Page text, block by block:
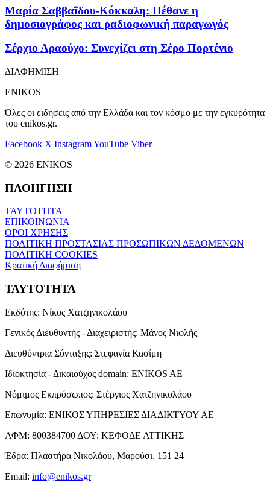
Μαρία Σαββαΐδου-Κόκκαλη: Πέθανε η
δημοσιογράφος και ραδιοφωνική παραγωγός
Σέρχιο Αραούχο: Συνεχίζει στη Σέρο Πορτένιο
ΔΙΑΦΗΜΙΣΗ
ENIKOS
Όλες οι ειδήσεις από την Ελλάδα και τον κόσμο με την εγκυρότητα
του enikos.gr.
Facebook X InstagramYouTube Viber
© 2026 ENIKOS
ΠΛΟΗΓΗΣΗ
ΤΑΥΤΟΤΗΤΑ
ΕΠΙΚΟΙΝΩΝΙΑ
ΟΡΟΙ ΧΡΗΣΗΣ
ΠΟΛΙΤΙΚΗ ΠΡΟΣΤΑΣΙΑΣ ΠΡΟΣΩΠΙΚΩΝ ΔΕΔΟΜΕΝΩΝ
ΠΟΛΙΤΙΚΗ COOKIES
Κρατική Διαφήμιση
ΤΑΥΤΟΤΗΤΑ
Εκδότης: Νίκος Χατζηνικολάου
Γενικός Διευθυντής - Διαχειριστής: Μάνος Νιφλής
Διευθύντρια Σύνταξης: Στεφανία Κασίμη
Ιδιοκτησία - Δικαιούχος domain: ENIKOS AE
Νόμιμος Εκπρόσωπος: Στέργιος Χατζηνικολάου
Επωνυμία: ΕΝΙΚΟΣ ΥΠΗΡΕΣΙΕΣ ΔΙΑΔΙΚΤΥΟΥ ΑΕ
ΑΦΜ: 800384700 ΔΟΥ: ΚΕΦΟΔΕ ΑΤΤΙΚΗΣ
Έδρα: Πλαστήρα Νικολάου, Μαρούσι, 151 24
Email: info@enikos.gr